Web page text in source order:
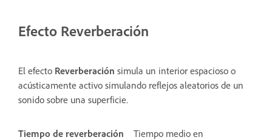
Efecto Reverberación
El efecto Reverberación simula un interior espacioso o
acústicamente activo simulando reflejos aleatorios de un
sonido sobre una superficie.
Tiempo de reverberación
Tiempo medio en